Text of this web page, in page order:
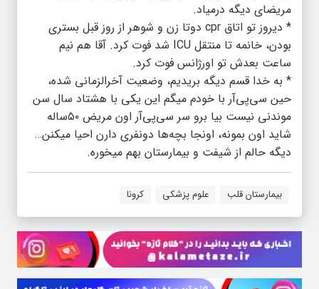
مریضای دیگه درمیاد‌.
* دیروز تو اتاق cpr دوتا زن و شوهر از روز قبل بستری
بودن، خانمه تا منتقل ICU شد فوت کرد. آقا هم نیم
ساعت بعدش تو اورژانس فوت کرد.
* به خدا قسم دیگه بریدیم، وضعیت آخرالزمانی شده،
حین سی‌پی‌آر با خودم میگم این یکی با هشتاد سال سن
موندنی نیست بیا برو سر سی‌پی‌آر اون مریض ۵۰ساله
شاید اون بمونه، اونجا بچه‌ها دونفری دارن احیا میکنن…
دیگه حالم از شیفت و بیمارستان بهم میخوره.
بیمارستان قلب علوم پزشکی کرونا